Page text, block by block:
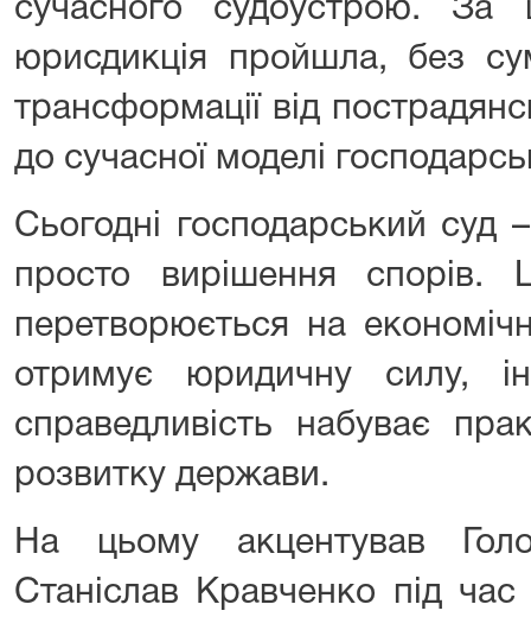
сучасного судоустрою. За
юрисдикція пройшла, без
трансформації від
до сучасної моделі
Сьогодні господарський суд
просто вирішення спорів.
перетворюється на
отримує юридичну силу,
справедливість набуває
розвитку держави.
На цьому акцентував
Станіслав Кравченко під час